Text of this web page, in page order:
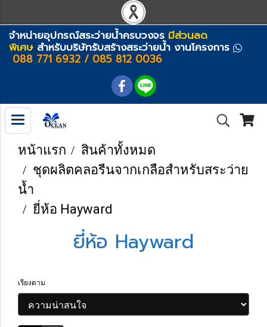
จำหน่ายอุปกรณ์สระว่ายน้ำครบวงจร มีส่วนลด
พิเศษ สำหรับบริษัทรับสร้างสระว่ายน้ำ งานโครงการ
088 771 6932 / 085 812 0036
หน้าแรก
สินค้าทั้งหมด
ชุดผลิตคลอรีนจากเกลือสำหรับสระว่าย
น้ำ
ยี่ห้อ Hayward
ยี่ห้อ Hayward
เรียงตาม